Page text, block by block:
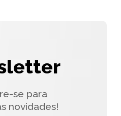
se para
novidades!